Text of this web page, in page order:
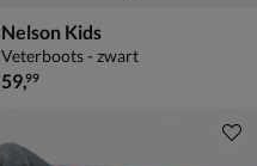
Nelson Kids
Veterboots - zwart
€ 59,99
59,99